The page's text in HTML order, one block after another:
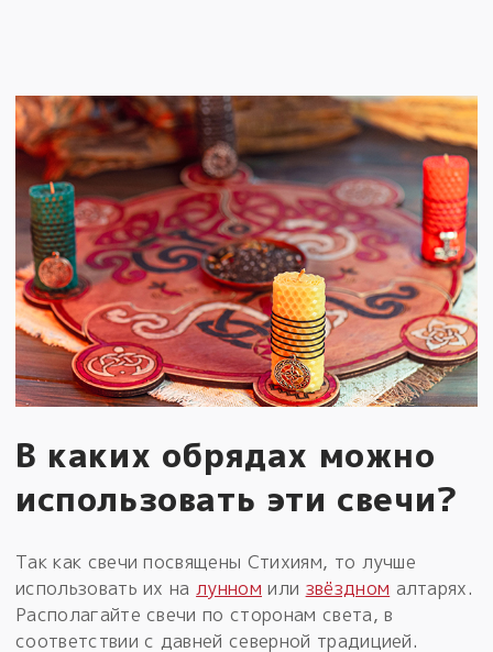
В каких обрядах можно
использовать эти свечи?
Так как свечи посвящены Стихиям, то лучше
использовать их налунном или звёздном алтарях.
Располагайте свечи по сторонам света, в
соответствии с давней северной традицией.